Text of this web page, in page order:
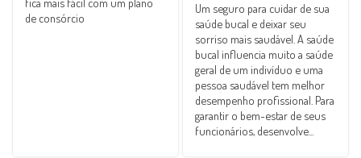
de consórcio
Um seguro para cuidar de sua
saúde bucal e deixar seu
sorriso mais saudável. A saúde
bucal influencia muito a saúde
geral de um indivíduo e uma
pessoa saudável tem melhor
desempenho profissional. Para
garantir o bem-estar de seus
funcionários, desenvolve...